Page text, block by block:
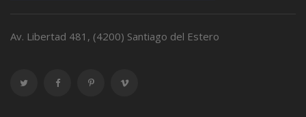
Av. Libertad 481, (4200) Santiago del Estero